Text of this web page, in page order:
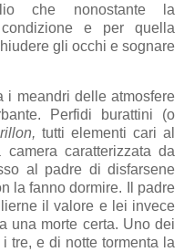
che nonostante la
e per quella
gli occhi e sognare
i meandri delle atmosfere
Perfidi burattini (o
tutti elementi cari al
caratterizzata da
al padre di disfarsene
la fanno dormire. Il padre
il valore e lei invece
una morte certa. Uno dei
tre, e di notte tormenta la